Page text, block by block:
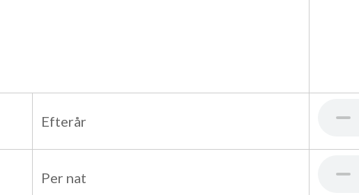
Efterår
Per nat